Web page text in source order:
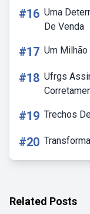
#16 Uma
De Venda
#17 Um
#18 Ufrgs
#19 Trechos
#20
Related Posts